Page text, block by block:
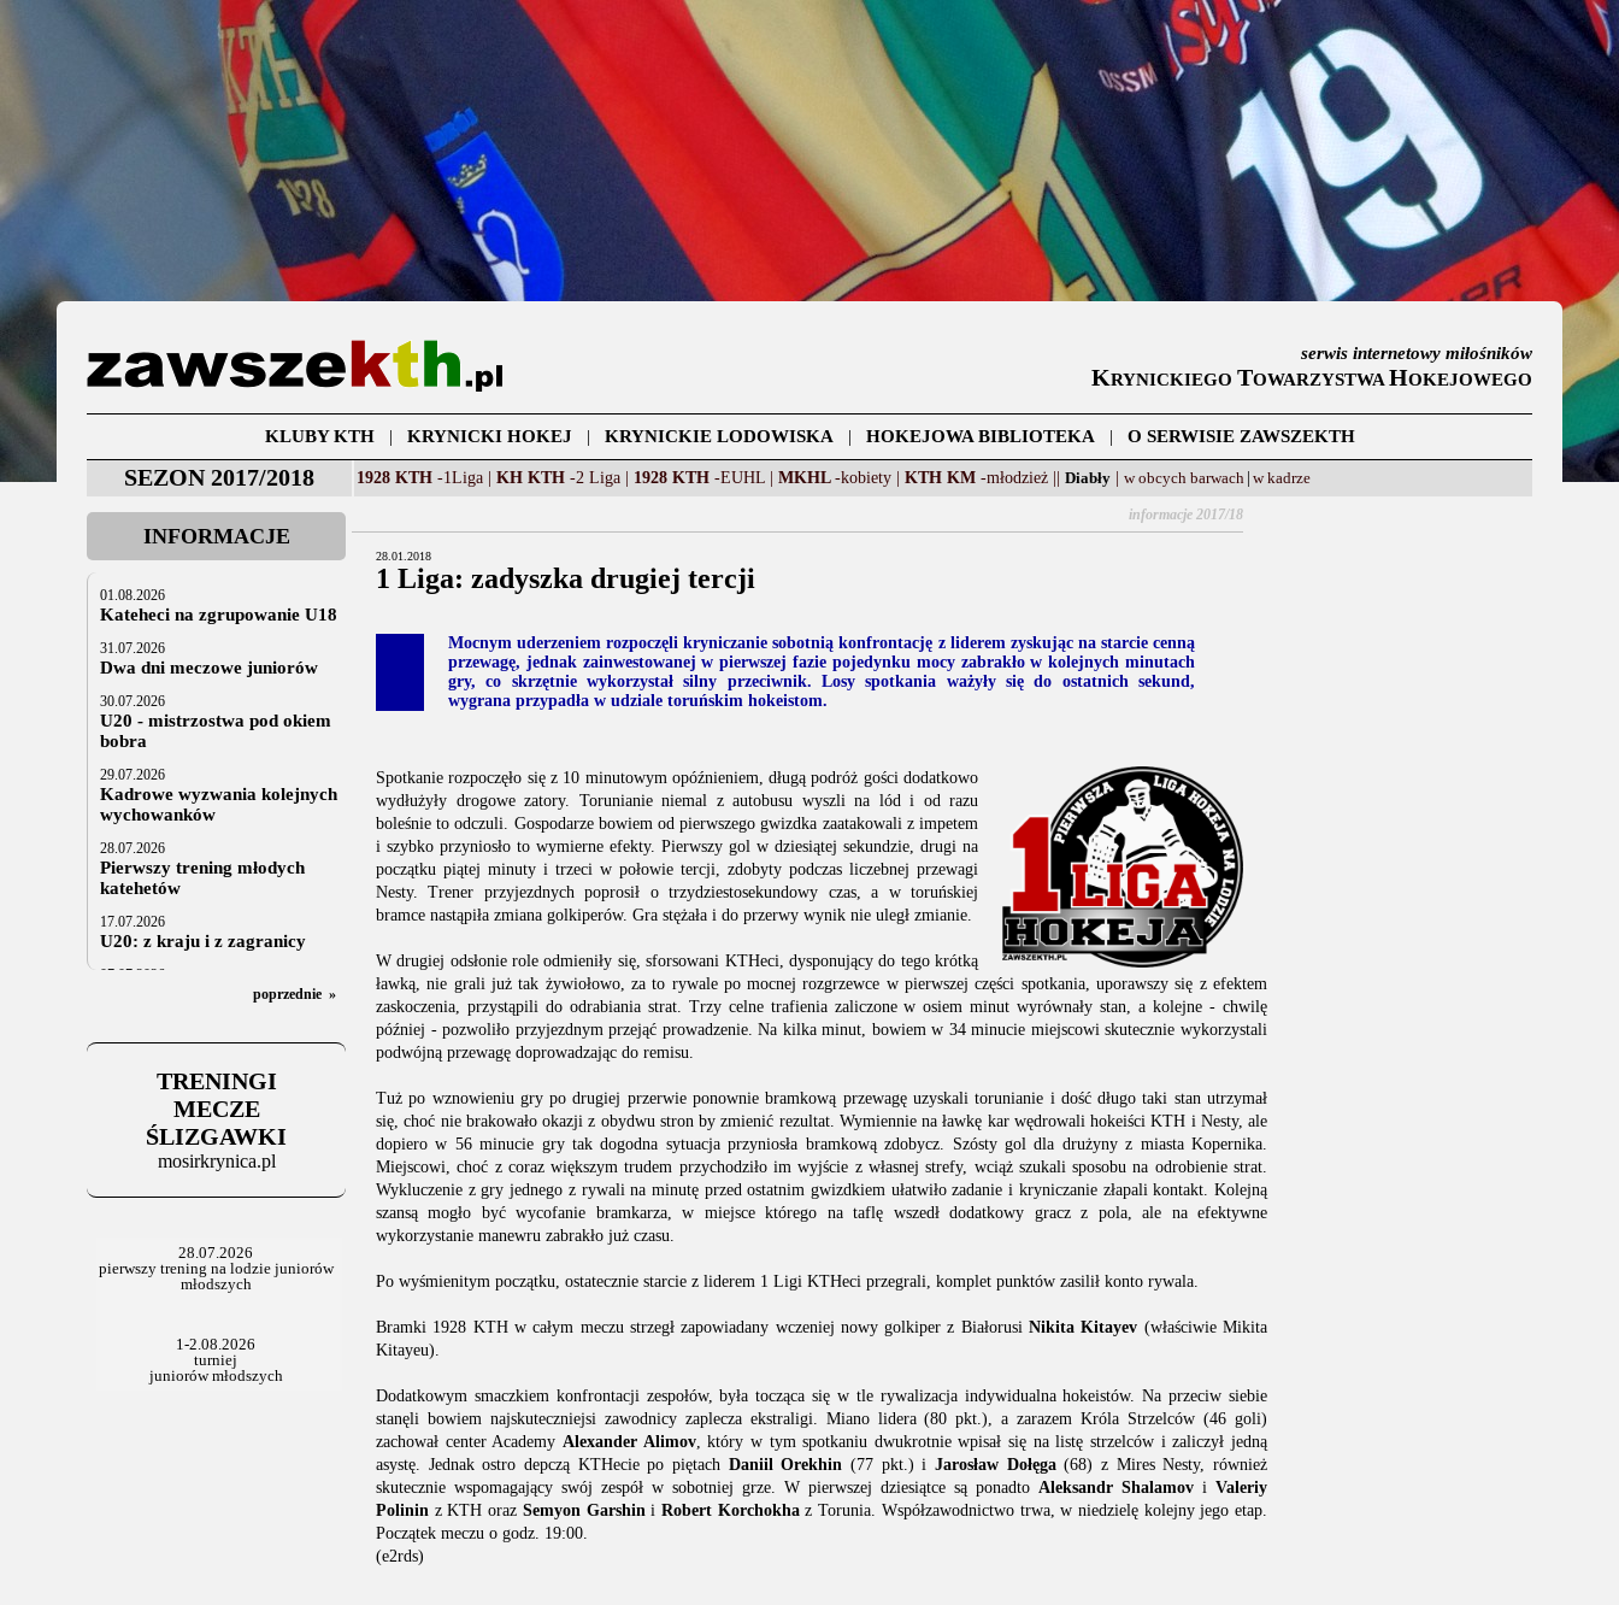
serwis internetowy miłośników
KRYNICKIEGO TOWARZYSTWA HOKEJOWEGO
KLUBY KTH| KRYNICKI HOKEJ | KRYNICKIE LODOWISKA | HOKEJOWA BIBLIOTEKA | O SERWISIE ZAWSZEKTH
SEZON 2017/2018 1928 KTH -1Liga | KH KTH -2 Liga | 1928 KTH -EUHL | MKHL -kobiety | KTH KM -młodzież || Diabły w obcych barwach w kadrze
INFORMACJE
01.08.2026
Kateheci na zgrupowanie U18
31.07.2026
Dwa dni meczowe juniorów
30.07.2026
U20 - mistrzostwa pod okiem
bobra
29.07.2026
Kadrowe wyzwania kolejnych
wychowanków
28.07.2026
Pierwszy trening młodych
katehetów
17.07.2026
U20: z kraju i z zagranicy
07.07.2026
Za trzy tygodnie na lód
Stowarzyszenie po Walnym
poprzednie »
TRENINGI
MECZE
ŚLIZGAWKI
mosirkrynica.pl
informacje 2017/18
28.01.2018
1 Liga: zadyszka drugiej tercji
Mocnym uderzeniem rozpoczęli kryniczanie sobotnią konfrontację z liderem zyskując na starcie cenną
przewagę, jednak zainwestowanej w pierwszej fazie pojedynku mocy zabrakło w kolejnych minutach
gry, co skrzętnie wykorzystał silny przeciwnik. Losy spotkania ważyły się do ostatnich sekund,
wygrana przypadła w udziale toruńskim hokeistom.
Spotkanie rozpoczęło się z 10 minutowym opóźnieniem, długą podróż gości dodatkowo
wydłużyły drogowe zatory. Torunianie niemal z autobusu wyszli na lód i od razu
boleśnie to odczuli. Gospodarze bowiem od pierwszego gwizdka zaatakowali z impetem
i szybko przyniosło to wymierne efekty. Pierwszy gol w dziesiątej sekundzie, drugi na
początku piątej minuty i trzeci w połowie tercji, zdobyty podczas liczebnej przewagi
Nesty. Trener przyjezdnych poprosił o trzydziestosekundowy czas, a w toruńskiej
bramce nastąpiła zmiana golkiperów. Gra stężała i do przerwy wynik nie uległ zmianie.
W drugiej odsłonie role odmieniły się, sforsowani KTHeci, dysponujący do tego krótką
ławką, nie grali już tak żywiołowo, za to rywale po mocnej rozgrzewce w pierwszej części spotkania, uporawszy się z efektem
zaskoczenia, przystąpili do odrabiania strat. Trzy celne trafienia zaliczone w osiem minut wyrównały stan, a kolejne - chwilę
później - pozwoliło przyjezdnym przejąć prowadzenie. Na kilka minut, bowiem w 34 minucie miejscowi skutecznie wykorzystali
podwójną przewagę doprowadzając do remisu.
Tuż po wznowieniu gry po drugiej przerwie ponownie bramkową przewagę uzyskali torunianie i dość długo taki stan utrzymał
się, choć nie brakowało okazji z obydwu stron by zmienić rezultat. Wymiennie na ławkę kar wędrowali hokeiści KTH i Nesty, ale
dopiero w 56 minucie gry tak dogodna sytuacja przyniosła bramkową zdobycz. Szósty gol dla drużyny z miasta Kopernika.
Miejscowi, choć z coraz większym trudem przychodziło im wyjście z własnej strefy, wciąż szukali sposobu na odrobienie strat.
Wykluczenie z gry jednego z rywali na minutę przed ostatnim gwizdkiem ułatwiło zadanie i kryniczanie złapali kontakt. Kolejną
szansą mogło być wycofanie bramkarza, w miejsce którego na taflę wszedł dodatkowy gracz z pola, ale na efektywne
wykorzystanie manewru zabrakło już czasu.
Po wyśmienitym początku, ostatecznie starcie z liderem 1 Ligi KTHeci przegrali, komplet punktów zasilił konto rywala.
Bramki 1928 KTH w całym meczu strzegł zapowiadany wczeniej nowy golkiper z BiałorusiNikita Kitayev (właściwie Mikita
Kitayeu).
Dodatkowym smaczkiem konfrontacji zespołów, była tocząca się w tle rywalizacja indywidualna hokeistów. Na przeciw siebie
stanęli bowiem najskuteczniejsi zawodnicy zaplecza ekstraligi. Miano lidera (80 pkt.), a zarazem Króla Strzelców (46 goli)
zachował center Academy Alexander Alimov, który w tym spotkaniu dwukrotnie wpisał się na listę strzelców i zaliczył jedną
asystę. Jednak ostro depczą KTHecie po piętach Daniil Orekhin (77 pkt.) iJarosław Dołęga(68) z Mires Nesty, również
skutecznie wspomagający swój zespół w sobotniej grze. W pierwszej dziesiątce są ponadto Aleksandr Shalamov i Valeriy
Polinin z KTH oraz Semyon Garshini Robert Korchokhaz Torunia. Współzawodnictwo trwa, w niedzielę kolejny jego etap.
Początek meczu o godz. 19:00.
(e2rds)